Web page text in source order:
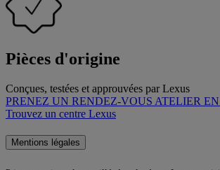
Pièces d'origine
Conçues, testées et approuvées par Lexus
PRENEZ UN RENDEZ-VOUS ATELIER
Trouvez un centre Lexus
Mentions légales